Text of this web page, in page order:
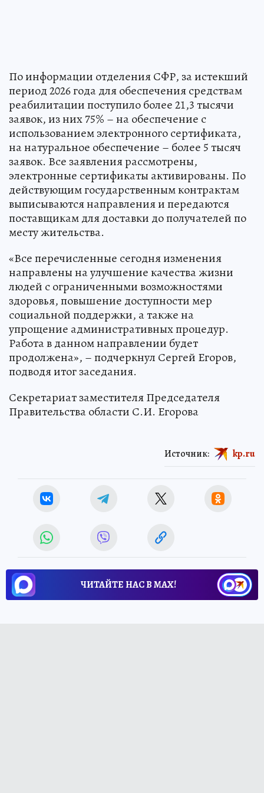
По информации отделения СФР, за истекший
период 2026 года для обеспечения средствам
реабилитации поступило более 21,3 тысячи
заявок, из них 75% – на обеспечение с
использованием электронного сертификата,
на натуральное обеспечение – более 5 тысяч
заявок. Все заявления рассмотрены,
электронные сертификаты активированы. По
действующим государственным контрактам
выписываются направления и передаются
поставщикам для доставки до получателей по
месту жительства.
«Все перечисленные сегодня изменения
направлены на улучшение качества жизни
людей с ограниченными возможностями
здоровья, повышение доступности мер
социальной поддержки, а также на
упрощение административных процедур.
Работа в данном направлении будет
продолжена», – подчеркнул Сергей Егоров,
подводя итог заседания.
Секретариат заместителя Председателя
Правительства области С.И. Егорова
Источник: kp.ru
ЧИТАЙТЕ НАС В МАХ!